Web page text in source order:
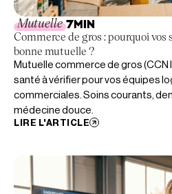
Mutuelle 7MIN
Commerce de gros : pourquoi
bonne mutuelle ?
Mutuelle commerce de gros (CCN
santé à vérifier pour vos équipes
commerciales. Soins courants,
médecine douce.
LIRE L'ARTICLE